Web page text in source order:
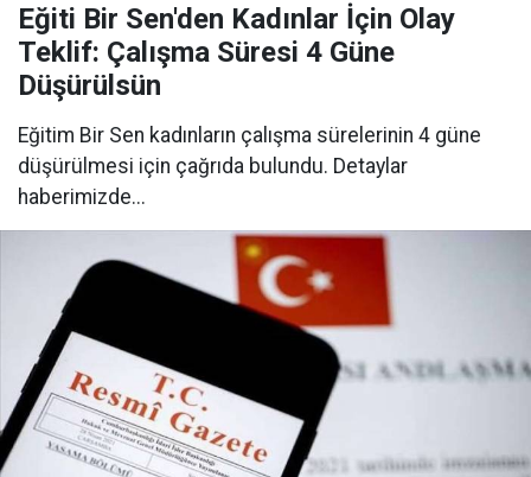
Eğiti Bir Sen'den Kadınlar İçin Olay
Teklif: Çalışma Süresi 4 Güne
Düşürülsün
Eğitim Bir Sen kadınların çalışma sürelerinin 4 güne
düşürülmesi için çağrıda bulundu. Detaylar
haberimizde...